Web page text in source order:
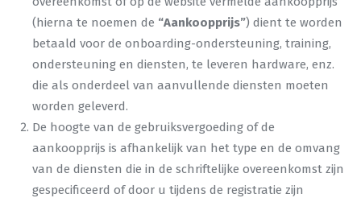
(hierna te noemen de “Aankoopprijs”) dient te worden
betaald voor de onboarding-ondersteuning, training,
ondersteuning en diensten, te leveren hardware, enz.
die als onderdeel van aanvullende diensten moeten
worden geleverd.
De hoogte van de gebruiksvergoeding of de
aankoopprijs is afhankelijk van het type en de omvang
van de diensten die in de schriftelijke overeenkomst zijn
gespecificeerd of door u tijdens de registratie zijn